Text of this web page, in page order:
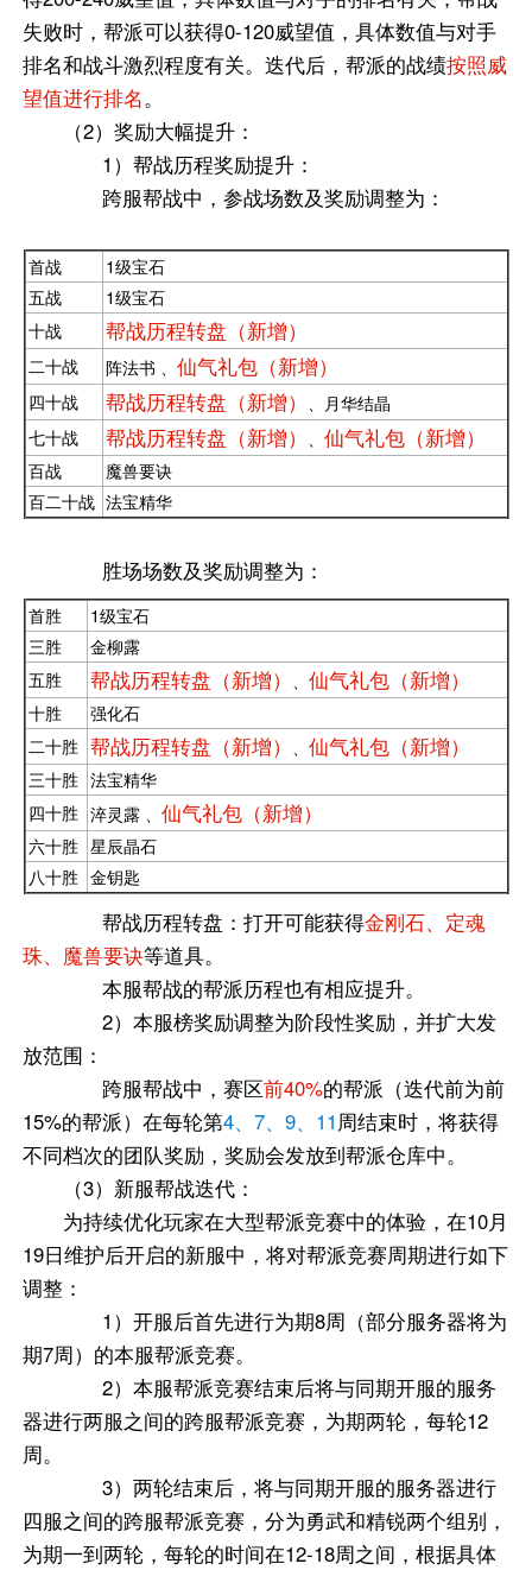
失败时，帮派可以获得0-120威望值，具体数值与对手
排名和战斗激烈程度有关。迭代后，帮派的战绩按照威
望值进行排名。
（2）奖励大幅提升：
1）帮战历程奖励提升：
跨服帮战中，参战场数及奖励调整为：
首战
1级宝石
五战
1级宝石
十战
帮战历程转盘（新增）
二十战 阵法书 、仙气礼包（新增）
四十战 帮战历程转盘（新增）
、月华结晶
七十战
帮战历程转盘（新增） 、仙气礼包（新增）
百战
魔兽要诀
百二十战 法宝精华
胜场场数及奖励调整为：
首胜
1级宝石
三胜
金柳露
五胜
帮战历程转盘（新增） 、仙气礼包（新增）
十胜
强化石
二十胜 帮战历程转盘（新增） 、仙气礼包（新增）
三十胜 法宝精华
四十胜 淬灵露 、仙气礼包（新增）
六十胜 星辰晶石
八十胜 金钥匙
帮战历程转盘：打开可能获得金刚石、定魂
珠、魔兽要诀等道具。
本服帮战的帮派历程也有相应提升。
2）本服榜奖励调整为阶段性奖励，并扩大发
放范围：
跨服帮战中，赛区前40%的帮派（迭代前为前
15%的帮派）在每轮第4、7、9、11 周结束时，将获得
不同档次的团队奖励，奖励会发放到帮派仓库中。
（3）新服帮战迭代：
为持续优化玩家在大型帮派竞赛中的体验，在10月
19日维护后开启的新服中，将对帮派竞赛周期进行如下
调整：
1）开服后首先进行为期8周（部分服务器将为
期7周）的本服帮派竞赛。
2）本服帮派竞赛结束后将与同期开服的服务
器进行两服之间的跨服帮派竞赛，为期两轮，每轮12
周。
3）两轮结束后，将与同期开服的服务器进行
四服之间的跨服帮派竞赛，分为勇武和精锐两个组别，
为期一到两轮，每轮的时间在12-18周之间，根据具体